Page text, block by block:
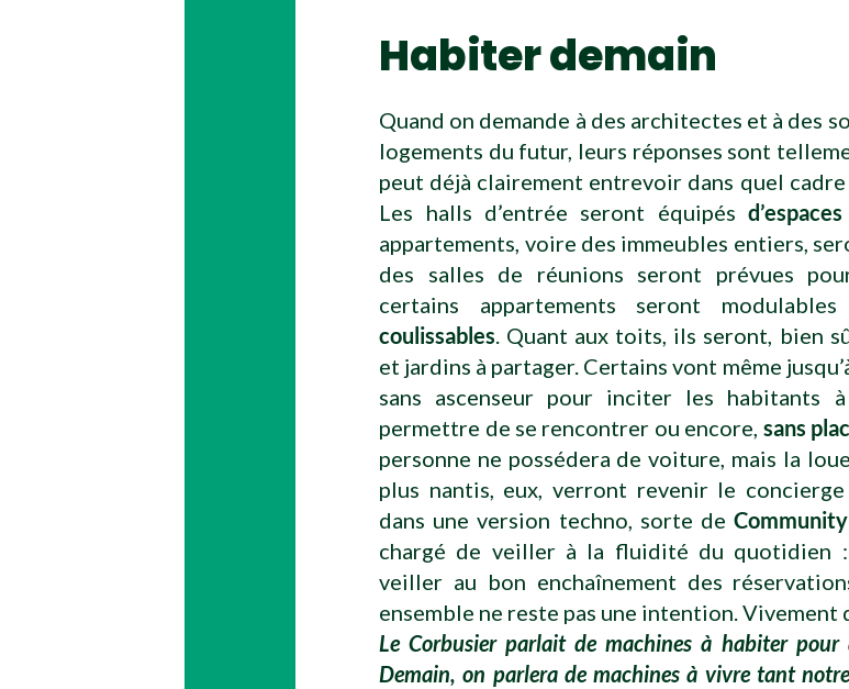
Habiter demain
Quand on demande à des architectes et à des
logements du futur, leurs réponses sont
peut déjà clairement entrevoir dans quel cadre
Les halls d’entrée seront équipés
appartements, voire des immeubles entiers,
des salles de réunions seront prévues
certains appartements seront
coulissables . Quant aux toits, ils seront, bien
et jardins à partager. Certains vont même
sans ascenseur pour inciter les
permettre de se rencontrer ou encore, sans
personne ne possédera de voiture, mais la
plus nantis, eux, verront revenir le
dans une version techno, sorte de
chargé de veiller à la fluidité du quotidien :
veiller au bon enchaînement des
ensemble ne reste pas une intention. Vivement
Le Corbusier parlait de machines à habiter pour
Demain, on parlera de machines à vivre tant